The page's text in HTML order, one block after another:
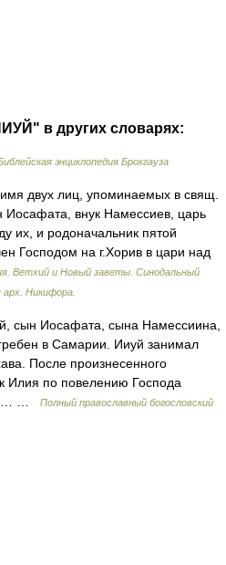
в других словарях:
энциклопедия Брокгауза
двух лиц, упоминаемых в свящ.
внук Намессиев, царь
их, и родоначальник пятой
Господом на г.Хорив в цари над
Ветхий и Новый заветы. Синодальный
арх. Никифора.
сын Иосафата, сына Намессиина,
в Самарии. Ииуй занимал
После произнесенного
Илия по повелению Господа
в… …
Полный православный богословский